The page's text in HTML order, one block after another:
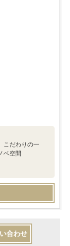
こだわりの一
ベ空間
合わせ